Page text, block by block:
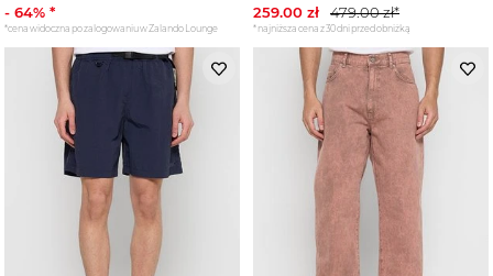
- 64% *
*cena widoczna po zalogowaniu w Zalando Lounge
259.00 zł 479.00zł*
*najniższa cena z 30 dni przed obniżką